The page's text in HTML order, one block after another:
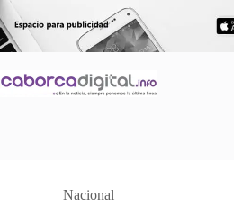
Saltar
al
contenido
Nacional